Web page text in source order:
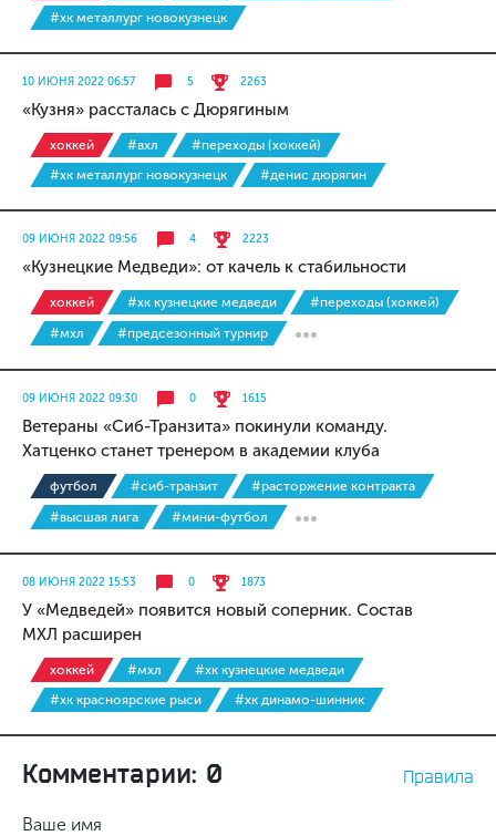
#хк металлург новокузнецк
10 ИЮНЯ 2022 06:57 5 2263
«Кузня» рассталась с Дюрягиным
хоккей #вхл
#переходы (хоккей)
#хк металлург новокузнецк
#денис дюрягин
09 ИЮНЯ 2022 09:56 4 2223
«Кузнецкие Медведи»: от качель к стабильности
хоккей #хк кузнецкие медведи
#переходы (хоккей)
#мхл
#предсезонный турнир
09 ИЮНЯ 2022 09:30 0 1615
Ветераны «Сиб-Транзита» покинули команду.
Хатценко станет тренером в академии клуба
футбол #сиб-транзит
#расторжение контракта
#высшая лига
#мини-футбол
08 ИЮНЯ 2022 15:53 0 1873
У «Медведей» появится новый соперник. Состав
МХЛ расширен
хоккей #мхл
#хк кузнецкие медведи
#хк красноярские рыси
#хк динамо-шинник
Комментарии: 0 Правила
Ваше имя